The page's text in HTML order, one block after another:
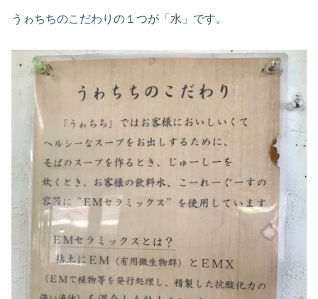
うゎちちのこだわりの１つが「水」です。